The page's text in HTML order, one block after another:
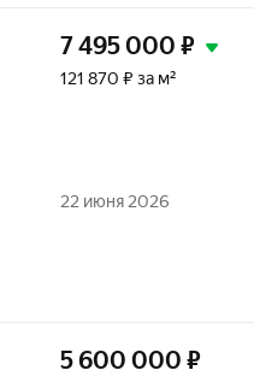
7 495 000 ₽
121 870 ₽ за м²
22 июня 2026
5 600 000 ₽